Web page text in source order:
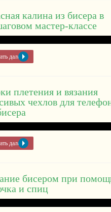
калина из бисера в
мастер-классе
далее »
плетения и вязания
чехлов для
далее »
бисером при
и спиц